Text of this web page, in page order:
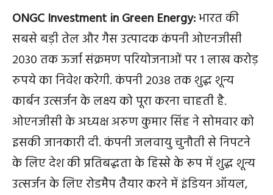
ONGC Investment in Green Energy:भारत की
सबसे बड़ी तेल और गैस उत्पादक कंपनी ओएनजीसी
2030 तक ऊर्जा संक्रमण परियोजनाओं पर 1 लाख करोड़
रुपये का निवेश करेगी. कंपनी 2038 तक शुद्ध शून्य
कार्बन उत्सर्जन के लक्ष्य को पूरा करना चाहती है.
ओएनजीसी के अध्यक्ष अरुण कुमार सिंह ने सोमवार को
इसकी जानकारी दी. कंपनी जलवायु चुनौती से निपटने
के लिए देश की प्रतिबद्धता के हिस्से के रूप में शुद्ध शून्य
उत्सर्जन के लिए रोडमैप तैयार करने में इंडियन ऑयल,